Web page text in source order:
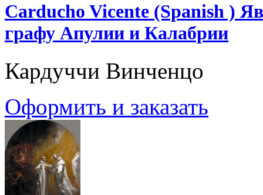
Carducho Vicente (Spanish )
графу Апулии и Калабрии
Кардуччи Винченцо
Оформить и заказать